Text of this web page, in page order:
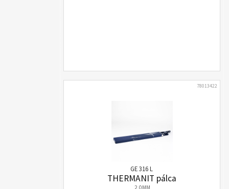
78013422
GE 316 L
THERMANIT pálca
2,0MM